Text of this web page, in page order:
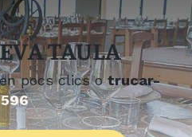
TAULA
pocs clics otrucar-